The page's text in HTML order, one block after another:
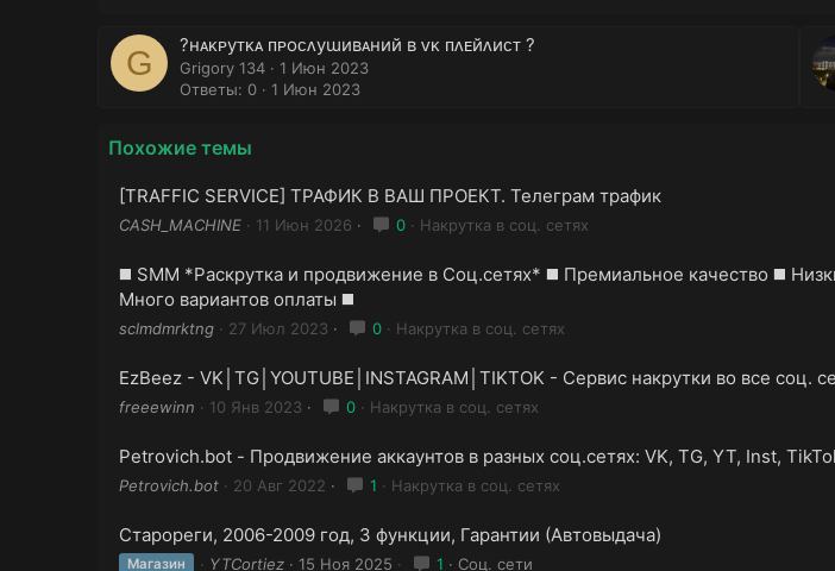
G ?нᴀᴋᴩуᴛᴋᴀ ᴨᴩоᴄᴧуɯиʙᴀний ʙ ᴠᴋ ᴨᴧᴇйᴧиᴄᴛ ?
Grigory 134
1 Июн 2023
Ответы: 0
1 Июн 2023
Похожие темы
[TRAFFIC SERVICE] ТРАФИК В ВАШ ПРОЕКТ. Телеграм трафик
CASH_MACHINE 11 Июн 2026 0 Накрутка в соц. сетях
◼️ SMM *Раскрутка и продвижение в Соц.сетях* ◼️ Премиальное качество ◼️
Много вариантов оплаты ◼️
sclmdmrktng 27 Июл 2023 0 Накрутка в соц. сетях
EzBeez - VK│︎TG│︎YOUTUBE│︎INSTAGRAM│︎TIKTOK - Сервис накрутки во все соц.
freeewinn 10 Янв 2023 0 Накрутка в соц. сетях
Petrovich.bot - Продвижение аккаунтов в разных соц.сетях: VK, TG, YT, Inst,
Petrovich.bot 20 Авг 2022 1 Накрутка в соц. сетях
Старореги, 2006-2009 год, 3 функции, Гарантии (Автовыдача)
Магазин YTCortiez 15 Ноя 2025 1 Соц. сети